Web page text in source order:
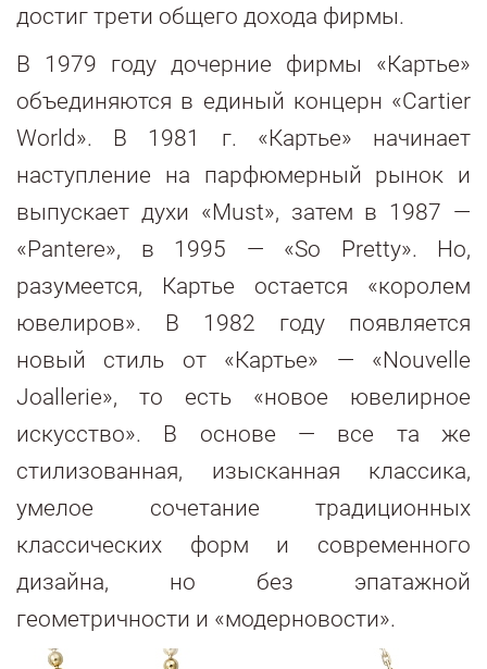
достиг трети общего дохода фирмы.
В 1979 году дочерние фирмы «Картье»
объединяются в единый концерн «Cartier
World». В 1981 г. «Картье» начинает
наступление на парфюмерный рынок и
выпускает духи «Must», затем в 1987 —
«Pantere», в 1995 — «So Pretty». Но,
разумеется, Картье остается «королем
ювелиров». В 1982 году появляется
новый стиль от «Картье» — «Nouvelle
Joallerie», то есть «новое ювелирное
искусство». В основе — все та же
стилизованная, изысканная классика,
умелое сочетание традиционных
классических форм и современного
дизайна, но без эпатажной
геометричности и «модерновости».